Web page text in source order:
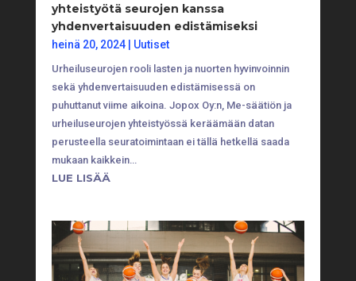
yhteistyötä seurojen kanssa
yhdenvertaisuuden edistämiseksi
heinä 20, 2024| Uutiset
Urheiluseurojen rooli lasten ja nuorten hyvinvoinnin
sekä yhdenvertaisuuden edistämisessä on
puhuttanut viime aikoina. Jopox Oy:n, Me-säätiön ja
urheiluseurojen yhteistyössä keräämään datan
perusteella seuratoimintaan ei tällä hetkellä saada
mukaan kaikkein…
LUE LISÄÄ